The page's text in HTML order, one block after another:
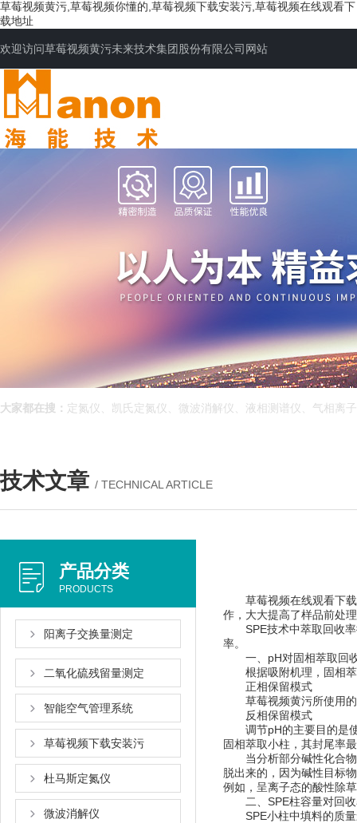
草莓视频黄污,草莓视频你懂的,草莓视频下载安装污,草莓视频在线观看下
载地址
欢迎访问草莓视频黄污未来技术集团股份有限公司网站
大家都在搜： 定氮仪、凯氏定氮仪、微波消解仪、液相测谱仪、气相离子
技术文章 / TECHNICAL ARTICLE
产品分类
PRODUCTS
阳离子交换量测定
二氧化硫残留量测定
智能空气管理系统
草莓视频下载安装污
杜马斯定氮仪
微波消解仪
草莓视频在线观看下载地址
作，大大提高了样品前处理
SPE技术中萃取回收率衡
率。
一、pH对固相萃取回
根据吸附机理，固相萃
正相保留模式
草莓视频黄污所使用的溶
反相保留模式
调节pH的主要目的是使目
固相萃取小柱，其封尾率
当分析部分碱性化合物时
脱出来的，因为碱性目标
例如，呈离子态的酸性
二、SPE柱容量对回
SPE小柱中填料的质量影